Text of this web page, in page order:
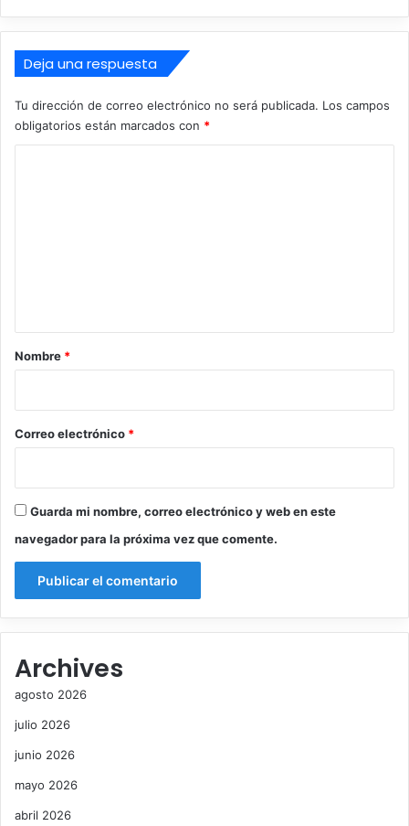
l
a
é
r
e
Deja una respuesta
Tu dirección de correo electrónico no será publicada. Los campos
obligatorios están marcados con *
r
*
Nombre *
Correo electrónico *
Guarda mi nombre, correo electrónico y web en este
navegador para la próxima vez que comente.
Archives
agosto 2026
julio 2026
junio 2026
mayo 2026
abril 2026